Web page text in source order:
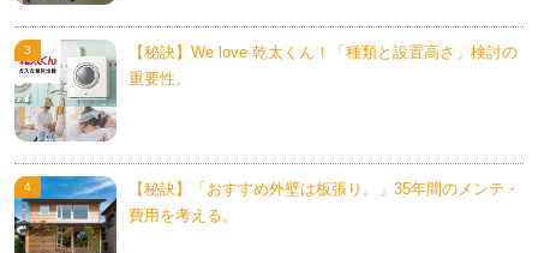
【秘訣】We love 乾太くん！「種類と設置高さ」検討の
重要性。
【秘訣】「おすすめ外壁は板張り。」35年間のメンテ・
費用を考える。